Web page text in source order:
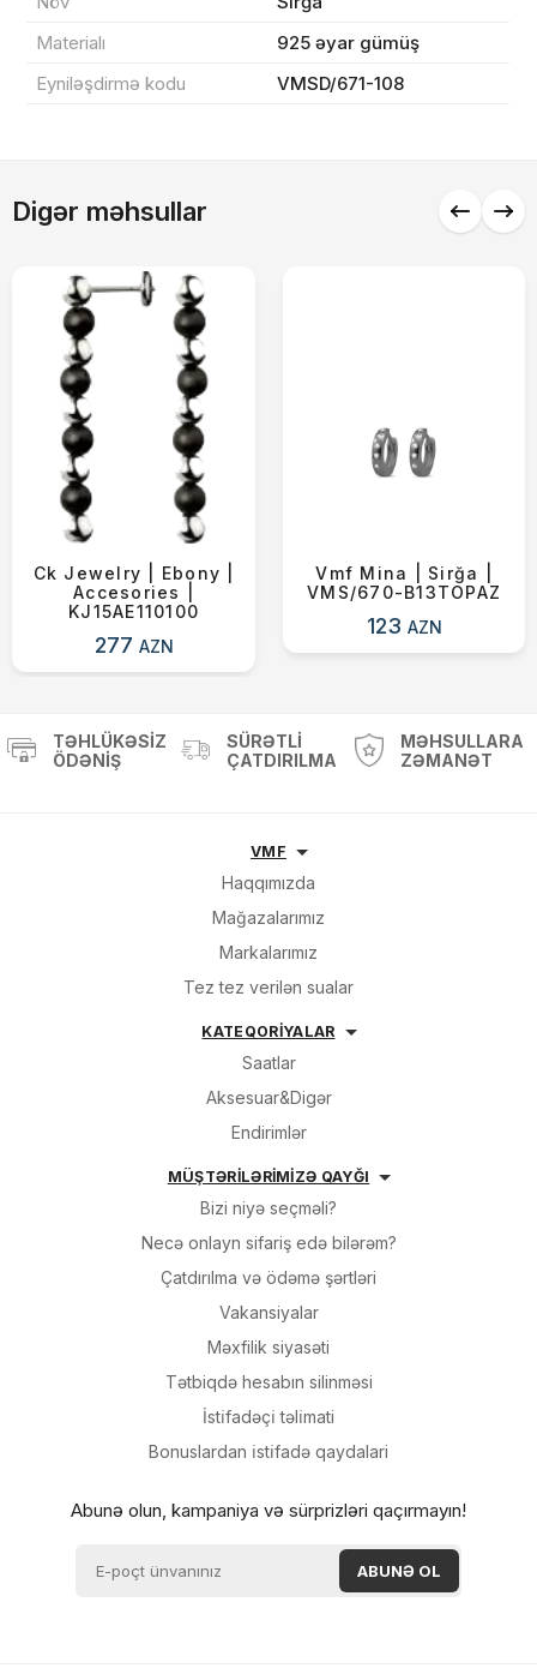
Materialı
925 əyar gümüş
Eyniləşdirmə kodu
VMSD/671-108
Digər məhsullar
Ck Jewelry | Ebony |
Accesories |
KJ15AE110100
277 AZN
Vmf Mina | Sirğa |
VMS/670-B13TOPAZ
123 AZN
Endirim
Yekun məbləğ 0 ₼
Sifarişi rəsmiləşdir
Alış-verişə davam et
TƏHLÜKƏSIZ
ÖDƏNIŞ
SÜRƏTLI
ÇATDIRILMA
MƏHSULLARA
ZƏMANƏT
VMF
Haqqımızda
Mağazalarımız
Markalarımız
Tez tez verilən sualar
KATEQORİYALAR
Saatlar
Aksesuar&Digər
Endirimlər
MÜŞTƏRİLƏRİMİZƏ QAYĞI
Bizi niyə seçməli?
Necə onlayn sifariş edə bilərəm?
Çatdırılma və ödəmə şərtləri
Vakansiyalar
Məxfilik siyasəti
Tətbiqdə hesabın silinməsi
İsti̇fadəçi̇ təli̇mati
Bonuslardan i̇sti̇fadə qaydalari
Abunə olun, kampaniya və sürprizləri qaçırmayın!